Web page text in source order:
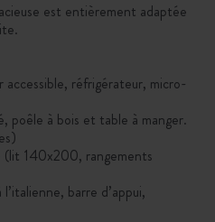
est entièrement adaptée
réfrigérateur, micro-
poêle à bois et table à manger.
(lit 140x200, rangements
barre d’appui,